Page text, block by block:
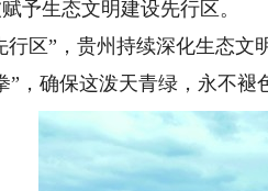
予生态文明建设先行区。
区”，贵州持续深化生态文
，确保这泼天青绿，永不褪